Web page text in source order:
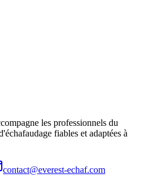
les professionnels du
fiables et adaptées à
contact@everest-echaf.com